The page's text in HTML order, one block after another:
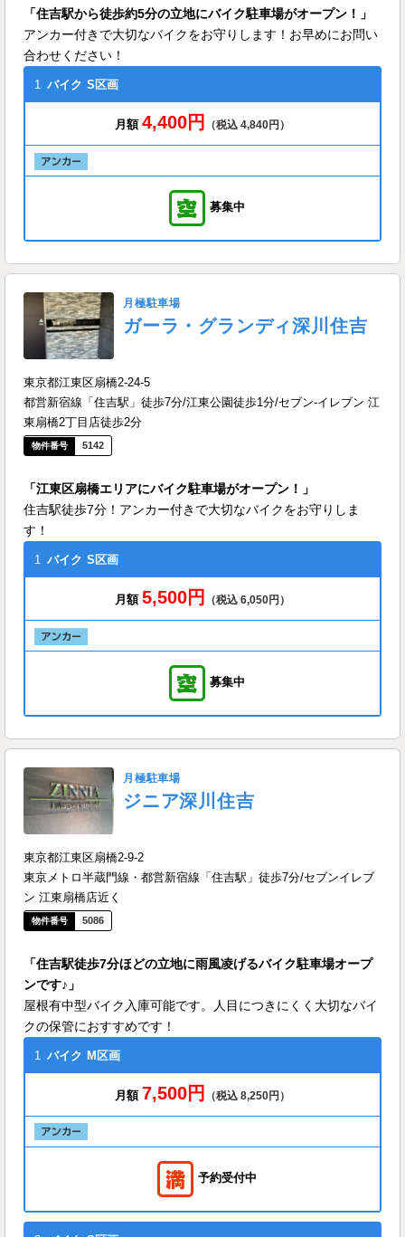
「住吉駅から徒歩約5分の立地にバイク駐車場がオープン！」
アンカー付きで大切なバイクをお守りします！お早めにお問い
合わせください！
1 バイク S区画
月額 4,400円 （税込 4,840円）
募集中
月極駐車場
ガーラ・グランディ深川住吉
東京都江東区扇橋2-24-5
都営新宿線「住吉駅」徒歩7分/江東公園徒歩1分/セブン-イレブン 江
東扇橋2丁目店徒歩2分
5142
「江東区扇橋エリアにバイク駐車場がオープン！」
住吉駅徒歩7分！アンカー付きで大切なバイクをお守りしま
す！
1 バイク S区画
月額 5,500円 （税込 6,050円）
募集中
月極駐車場
ジニア深川住吉
東京都江東区扇橋2-9-2
東京メトロ半蔵門線・都営新宿線「住吉駅」徒歩7分/セブンイレブ
ン 江東扇橋店近く
5086
「住吉駅徒歩7分ほどの立地に雨風凌げるバイク駐車場オープ
ンです♪」
屋根有中型バイク入庫可能です。人目につきにくく大切なバイ
クの保管におすすめです！
1 バイク M区画
月額 7,500円 （税込 8,250円）
予約受付中